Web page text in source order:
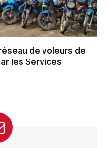
de voleurs de
les Services